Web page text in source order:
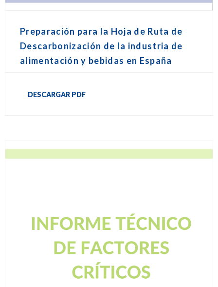
Preparación para la Hoja de Ruta de
Descarbonización de la industria de
alimentación y bebidas en España
DESCARGAR PDF